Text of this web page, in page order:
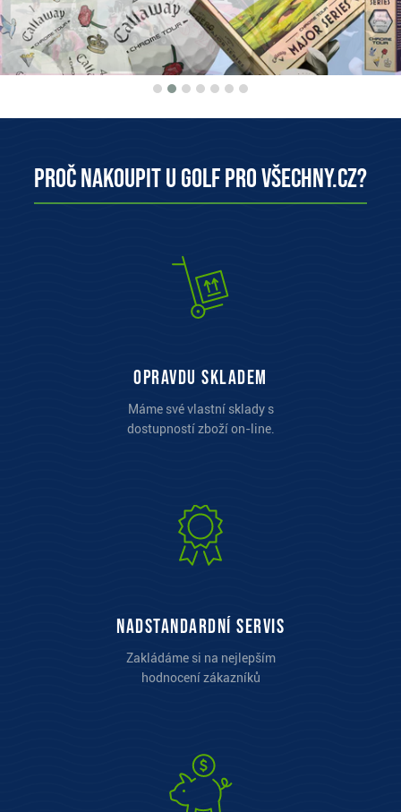
Proč nakoupit u Golf pro všechny.cz?
opravdu skladem
Máme své vlastní sklady s
dostupností zboží on-line.
Nadstandardní servis
Zakládáme si na nejlepším
hodnocení zákazníků